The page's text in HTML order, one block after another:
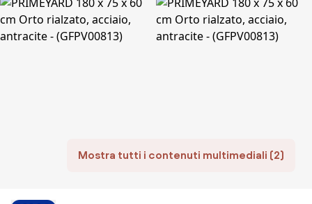
Mostra tutti i contenuti multimediali (2)